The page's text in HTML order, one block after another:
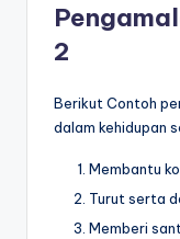
2
Berikut Contoh
dalam kehidupan
Membantu
Turut serta
Memberi